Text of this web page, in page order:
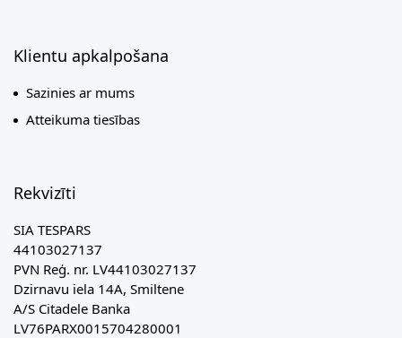
Klientu apkalpošana
Sazinies ar mums
Atteikuma tiesības
Rekvizīti
SIA TESPARS
44103027137
PVN Reģ. nr. LV44103027137
Dzirnavu iela 14A, Smiltene
A/S Citadele Banka
LV76PARX0015704280001